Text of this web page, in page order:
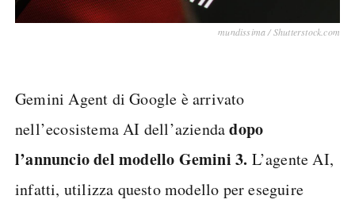
mundissima / Shutterstock.com
Gemini Agent di Google è arrivato
nell’ecosistema AI dell’aziendadopo
l’annuncio del modello Gemini 3. L’agente AI,
infatti, utilizza questo modello per eseguire